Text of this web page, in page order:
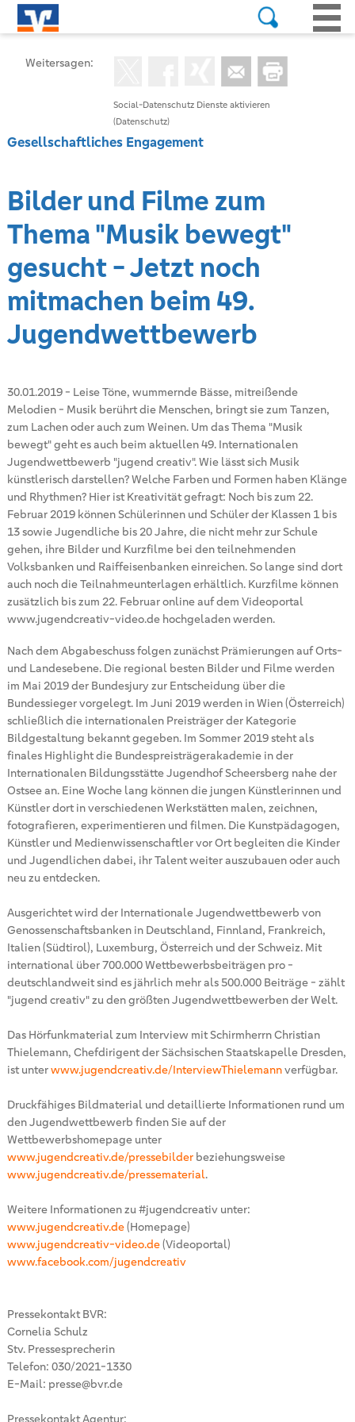
Social-Datenschutz Dienste aktivieren
(Datenschutz)
Weitersagen:
Gesellschaftliches Engagement
Bilder und Filme zum
Thema "Musik bewegt"
gesucht - Jetzt noch
mitmachen beim 49.
Jugendwettbewerb
30.01.2019- Leise Töne, wummernde Bässe, mitreißende
Melodien - Musik berührt die Menschen, bringt sie zum Tanzen,
zum Lachen oder auch zum Weinen. Um das Thema "Musik
bewegt" geht es auch beim aktuellen 49. Internationalen
Jugendwettbewerb "jugend creativ". Wie lässt sich Musik
künstlerisch darstellen? Welche Farben und Formen haben Klänge
und Rhythmen? Hier ist Kreativität gefragt: Noch bis zum 22.
Februar 2019 können Schülerinnen und Schüler der Klassen 1 bis
13 sowie Jugendliche bis 20 Jahre, die nicht mehr zur Schule
gehen, ihre Bilder und Kurzfilme bei den teilnehmenden
Volksbanken und Raiffeisenbanken einreichen. So lange sind dort
auch noch die Teilnahmeunterlagen erhältlich. Kurzfilme können
zusätzlich bis zum 22. Februar online auf dem Videoportal
www.jugendcreativ-video.de hochgeladen werden.
Nach dem Abgabeschuss folgen zunächst Prämierungen auf Orts-
und Landesebene. Die regional besten Bilder und Filme werden
im Mai 2019 der Bundesjury zur Entscheidung über die
Bundessieger vorgelegt. Im Juni 2019 werden in Wien (Österreich)
schließlich die internationalen Preisträger der Kategorie
Bildgestaltung bekannt gegeben. Im Sommer 2019 steht als
finales Highlight die Bundespreisträgerakademie in der
Internationalen Bildungsstätte Jugendhof Scheersberg nahe der
Ostsee an. Eine Woche lang können die jungen Künstlerinnen und
Künstler dort in verschiedenen Werkstätten malen, zeichnen,
fotografieren, experimentieren und filmen. Die Kunstpädagogen,
Künstler und Medienwissenschaftler vor Ort begleiten die Kinder
und Jugendlichen dabei, ihr Talent weiter auszubauen oder auch
neu zu entdecken.
Ausgerichtet wird der Internationale Jugendwettbewerb von
Genossenschaftsbanken in Deutschland, Finnland, Frankreich,
Italien (Südtirol), Luxemburg, Österreich und der Schweiz. Mit
international über 700.000 Wettbewerbsbeiträgen pro -
deutschlandweit sind es jährlich mehr als 500.000 Beiträge - zählt
"jugend creativ" zu den größten Jugendwettbewerben der Welt.
Das Hörfunkmaterial zum Interview mit Schirmherrn Christian
Thielemann, Chefdirigent der Sächsischen Staatskapelle Dresden,
ist unterwww.jugendcreativ.de/InterviewThielemannverfügbar.
Druckfähiges Bildmaterial und detaillierte Informationen rund um
den Jugendwettbewerb finden Sie auf der
Wettbewerbshomepage unter
www.jugendcreativ.de/pressebilderbeziehungsweise
www.jugendcreativ.de/pressematerial.
Weitere Informationen zu #jugendcreativ unter:
www.jugendcreativ.de(Homepage)
www.jugendcreativ-video.de(Videoportal)
www.facebook.com/jugendcreativ
Pressekontakt BVR:
Cornelia Schulz
Stv. Pressesprecherin
Telefon: 030/2021-1330
E-Mail: presse@bvr.de
Pressekontakt Agentur: